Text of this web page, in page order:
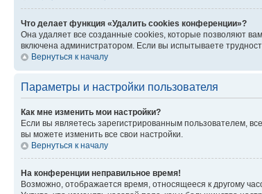
Что делает функция «Удалить cookies конференции»?
Она удаляет все созданные cookies, которые позволяют
включена администратором. Если вы испытываете
Вернуться к началу
Параметры и настройки пользователя
Как мне изменить мои настройки?
Если вы являетесь зарегистрированным пользователем,
вы можете изменить все свои настройки.
Вернуться к началу
На конференции неправильное время!
Возможно, отображается время, относящееся к другому